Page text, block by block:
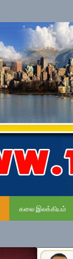
கலை இலக்கியம்